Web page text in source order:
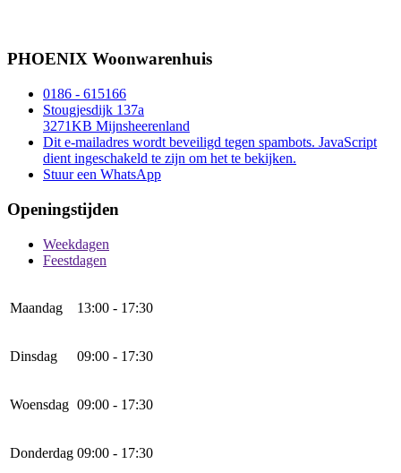
PHOENIX Woonwarenhuis
0186 - 615166
Stougjesdijk 137a
3271KB Mijnsheerenland
Dit e-mailadres wordt beveiligd tegen spambots. JavaScript
dient ingeschakeld te zijn om het te bekijken.
Stuur een WhatsApp
Openingstijden
Weekdagen
Feestdagen
Maandag 13:00 - 17:30
Dinsdag 09:00 - 17:30
Woensdag 09:00 - 17:30
Donderdag 09:00 - 17:30